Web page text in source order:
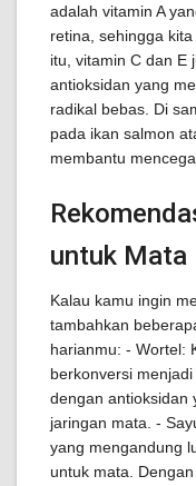
adalah vitamin A
retina, sehingga
itu, vitamin C dan E
antioksidan yang
radikal bebas. Di
pada ikan salmon
membantu
untuk Mata
Kalau kamu ingin
tambahkan
harianmu: - Wortel:
berkonversi
dengan antioksidan
jaringan mata. -
yang mengandung
untuk mata.